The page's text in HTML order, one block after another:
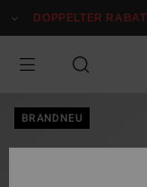
zur
springen
DOPPELTER RABATT
BRANDNEU